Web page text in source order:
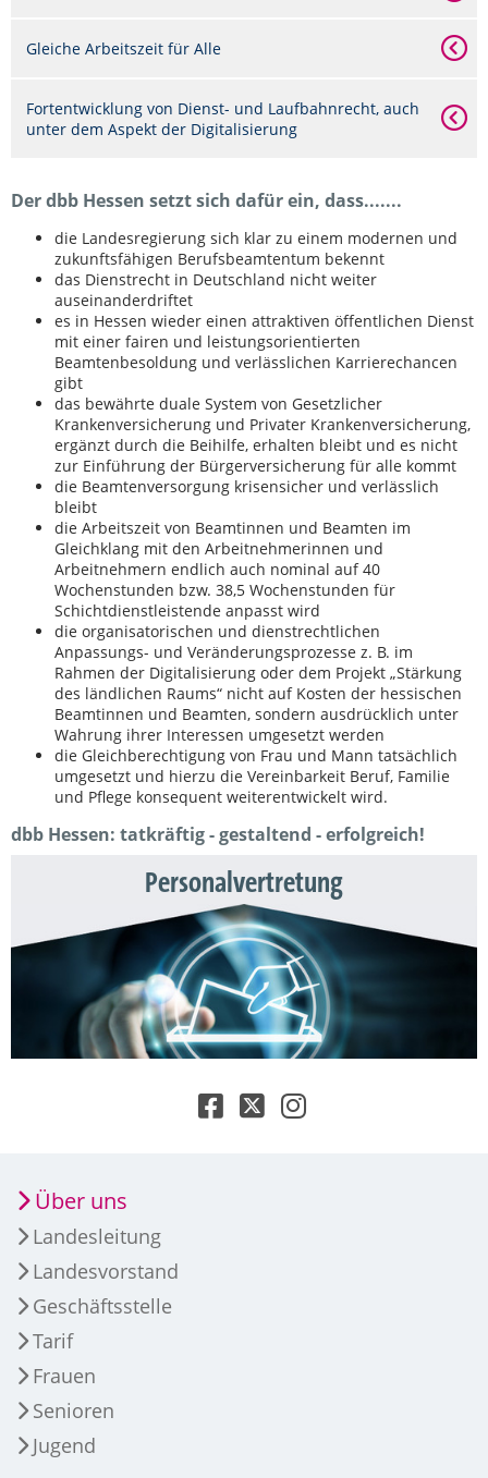
Gleiche Arbeitszeit für Alle
Fortentwicklung von Dienst- und Laufbahnrecht, auch
unter dem Aspekt der Digitalisierung
Der dbb Hessen setzt sich dafür ein, dass.......
die Landesregierung sich klar zu einem modernen und
zukunftsfähigen Berufsbeamtentum bekennt
das Dienstrecht in Deutschland nicht weiter
auseinanderdriftet
es in Hessen wieder einen attraktiven öffentlichen Dienst
mit einer fairen und leistungsorientierten
Beamtenbesoldung und verlässlichen Karrierechancen
gibt
das bewährte duale System von Gesetzlicher
Krankenversicherung und Privater Krankenversicherung,
ergänzt durch die Beihilfe, erhalten bleibt und es nicht
zur Einführung der Bürgerversicherung für alle kommt
die Beamtenversorgung krisensicher und verlässlich
bleibt
die Arbeitszeit von Beamtinnen und Beamten im
Gleichklang mit den Arbeitnehmerinnen und
Arbeitnehmern endlich auch nominal auf 40
Wochenstunden bzw. 38,5 Wochenstunden für
Schichtdienstleistende anpasst wird
die organisatorischen und dienstrechtlichen
Anpassungs- und Veränderungsprozesse z. B. im
Rahmen der Digitalisierung oder dem Projekt „Stärkung
des ländlichen Raums“ nicht auf Kosten der hessischen
Beamtinnen und Beamten, sondern ausdrücklich unter
Wahrung ihrer Interessen umgesetzt werden
die Gleichberechtigung von Frau und Mann tatsächlich
umgesetzt und hierzu die Vereinbarkeit Beruf, Familie
und Pflege konsequent weiterentwickelt wird.
dbb Hessen: tatkräftig - gestaltend - erfolgreich!
Personalvertretung
Über uns
Landesleitung
Landesvorstand
Geschäftsstelle
Tarif
Frauen
Senioren
Jugend